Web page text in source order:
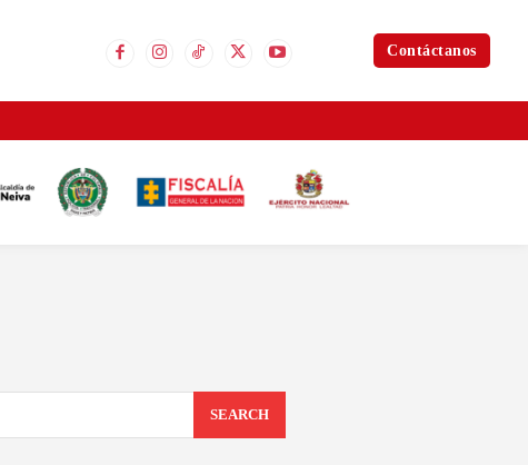
Contáctanos
SEARCH